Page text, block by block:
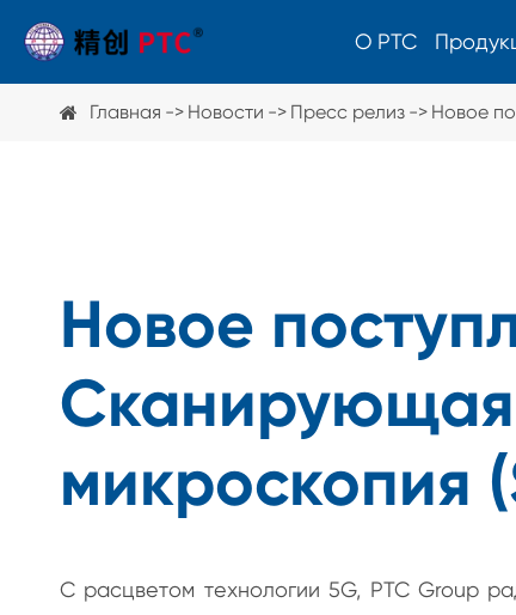
О PTC
Прочее оборудование
Стеклянный датчик толщины
Главная Новости Пресс релиз Новое
Новое
Сканирующая
микроскопия
С расцветом технологии 5G, PTC Group